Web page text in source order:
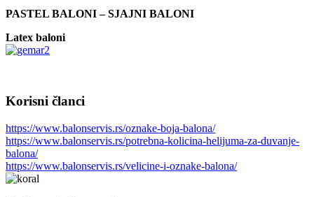
PASTEL BALONI – SJAJNI BALONI
Latex baloni
Korisni članci
https://www.balonservis.rs/oznake-boja-balona/
https://www.balonservis.rs/potrebna-kolicina-helijuma-za-duvanje-
balona/
https://www.balonservis.rs/velicine-i-oznake-balona/